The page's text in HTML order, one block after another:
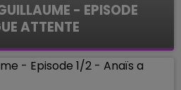
- EPISODE
ATTENTE